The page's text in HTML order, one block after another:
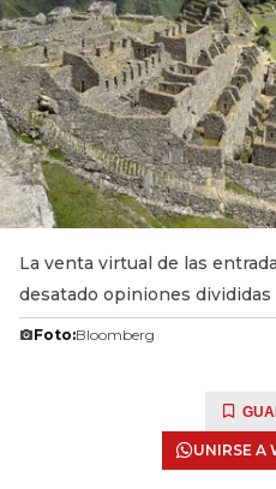
La venta virtual de las
desatado opiniones divididas
Foto:Bloomberg
UNIRSE A